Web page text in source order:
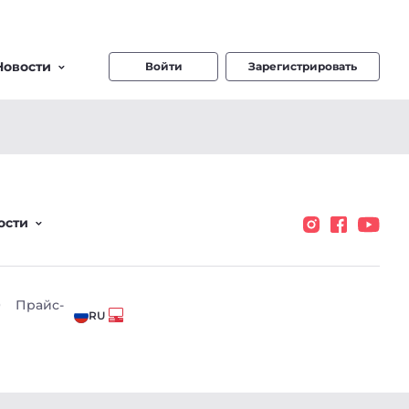
Войти Зарегистрировать
Прайс-
RU